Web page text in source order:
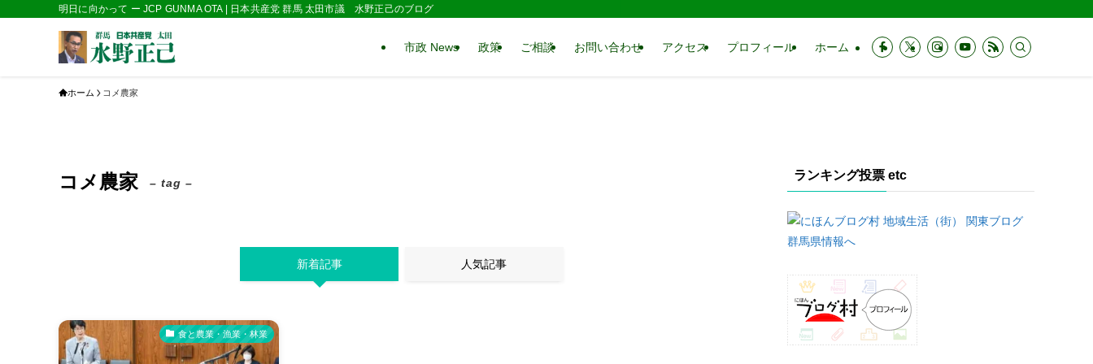
明日に向かって ー JCP GUNMA OTA | 日本共産党 群馬 太田市議 水野正己のブログ
市政 News 政策 ご相談 お問い合わせ アクセス プロフィール ホーム
ホーム コメ農家
コメ農家 – tag –
新着記事 人気記事
食と農業・漁業・林業
ランキング投票 etc